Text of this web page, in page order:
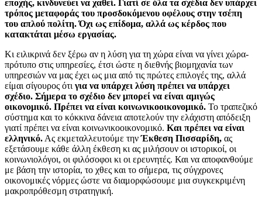
εποχής, κινδυνεύει να χαθεί. Γιατί σε όλα τα σχέδια δεν υπάρχει
τρόπος μεταφοράς του προσδοκόμενου οφέλους στην τσέπη
του απλού πολίτη. Όχι ως επίδομα, αλλά ως κέρδος που
κατακτάται μέσω εργασίας.
Κι ειλικρινά δεν ξέρω αν η λύση για τη χώρα είναι να γίνει χώρα-
πρότυπο στις υπηρεσίες, έτσι ώστε η διεθνής βιομηχανία των
υπηρεσιών να μας έχει ως μια από τις πρώτες επιλογές της, αλλά
είμαι σίγουρος ότι για να υπάρχει λύση πρέπει να υπάρχει
σχέδιο. Σήμερα το σχέδιο δεν μπορεί να είναι αμιγώς
οικονομικό. Πρέπει να είναι κοινωνικοοικονομικό. To τραπεζικό
σύστημα και το κόκκινα δάνεια αποτελούν την ελάχιστη απόδειξη
γιατί πρέπει να είναι κοινωνικοοικονομικό. Και πρέπει να είναι
ελληνικό. Ας εκμεταλλευτούμε τηνΈκθεση Πισσαρίδη, ας
εξετάσουμε κάθε άλλη έκθεση κι ας μιλήσουν οι ιστορικοί, οι
κοινωνιολόγοι, οι φιλόσοφοι κι οι ερευνητές. Και να αποφανθούμε
με βάση την ιστορία, το χθες και το σήμερα, τις σύγχρονες
οικονομικές νόρμες ώστε να διαμορφώσουμε μια συγκεκριμένη
μακροπρόθεσμη στρατηγική.